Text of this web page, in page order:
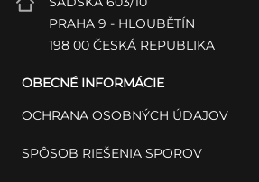
PRAHA 9 - HLOUBĚTÍN
198 00 ČESKÁ REPUBLIKA
OBECNÉ INFORMÁCIE
OCHRANA OSOBNÝCH ÚDAJOV
SPÔSOB RIEŠENIA SPOROV